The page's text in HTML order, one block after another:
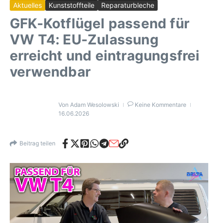
Aktuelles Kunststoffteile Reparaturbleche
GFK-Kotflügel passend für
VW T4: EU-Zulassung
erreicht und eintragungsfrei
verwendbar
Von Adam Wesolowski
Keine Kommentare
16.06.2026
Beitrag teilen